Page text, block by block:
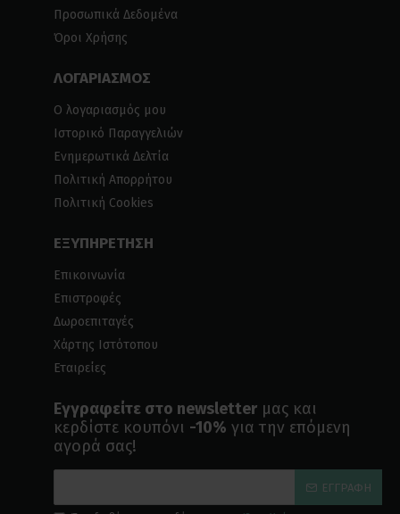
Προσωπικά Δεδομένα
Όροι Χρήσης
ΛΟΓΑΡΙΑΣΜΟΣ
Ο λογαριασμός μου
Ιστορικό Παραγγελιών
Ενημερωτικά Δελτία
Πολιτική Απορρήτου
Πολιτική Cookies
ΕΞΥΠΗΡΕΤΗΣΗ
Επικοινωνία
Επιστροφές
Δωροεπιταγές
Χάρτης Ιστότοπου
Εταιρείες
Εγγραφείτε στο newsletter μας και
κερδίστε κουπόνι -10% για την επόμενη
αγορά σας!
ΕΓΓΡΑΦΉ